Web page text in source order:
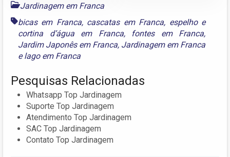
Jardinagem em Franca
bicas em Franca, cascatas em Franca, espelho e
cortina d’água em Franca, fontes em Franca,
Jardim Japonês em Franca, Jardinagem em Franca
elago em Franca
Pesquisas Relacionadas
Whatsapp Top Jardinagem
Suporte Top Jardinagem
Atendimento Top Jardinagem
SAC Top Jardinagem
Contato Top Jardinagem